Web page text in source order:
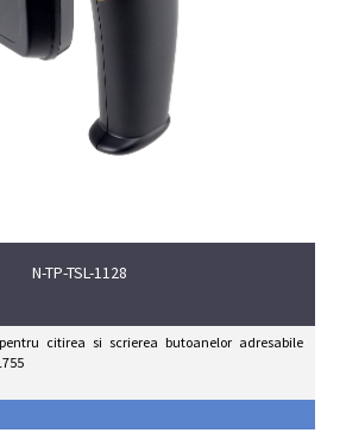
N-TP-TSL-1128
citirea si scrierea butoanelor adresabile